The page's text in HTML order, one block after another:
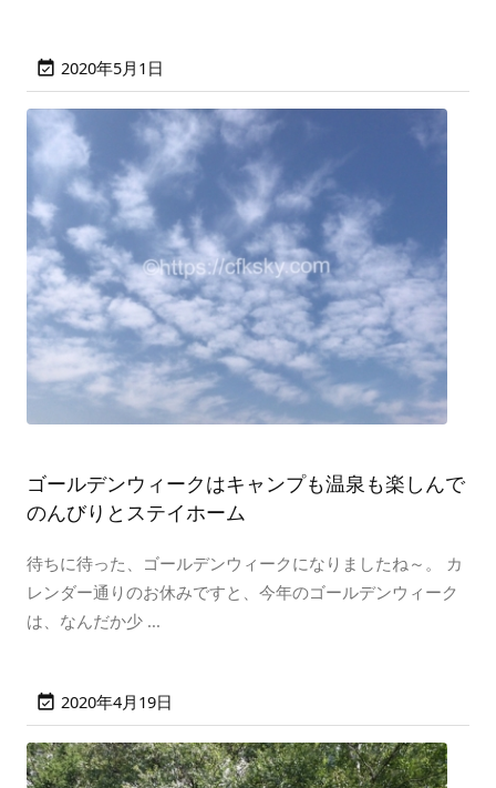
 2020年5月1日
ゴールデンウィークはキャンプも温泉も楽しんで
のんびりとステイホーム
待ちに待った、ゴールデンウィークになりましたね～。 カ
レンダー通りのお休みですと、今年のゴールデンウィーク
は、なんだか少 ...
 2020年4月19日